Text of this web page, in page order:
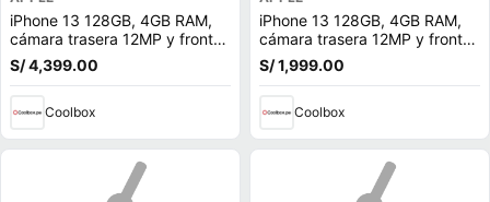
iPhone 13 128GB, 4GB RAM,
cámara trasera 12MP y frontal
12MP, 6.1"", rosado
S/ 4,399.00
Coolbox
iPhone 13 128GB, 4GB RAM,
cámara trasera 12MP y frontal
12MP, 6.1"", Midnight
S/ 1,999.00
Coolbox